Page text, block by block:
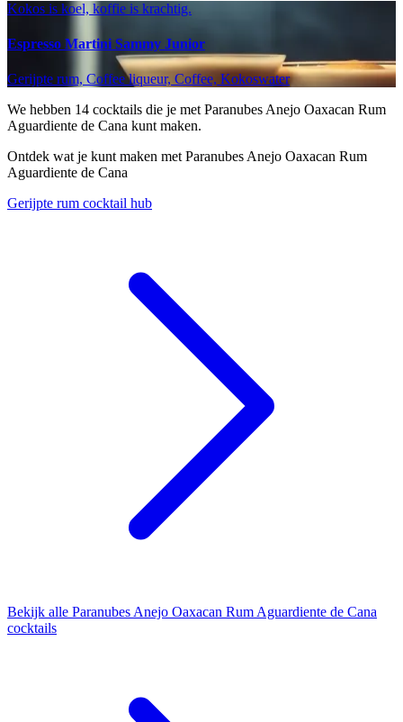
Kokos is koel, koffie is krachtig.
Espresso Martini Sammy Junior
Gerijpte rum, Coffee liqueur, Coffee, Kokoswater
We hebben 14 cocktails die je met Paranubes Anejo Oaxacan Rum
Aguardiente de Cana kunt maken.
Ontdek wat je kunt maken met Paranubes Anejo Oaxacan Rum
Aguardiente de Cana
Gerijpte rum cocktail hub
Bekijk alle Paranubes Anejo Oaxacan Rum Aguardiente de Cana
cocktails